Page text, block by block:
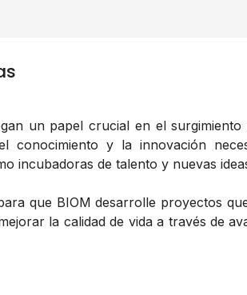
un papel crucial en el
conocimiento y la innovación
incubadoras de talento y nuevas
que BIOM desarrolle proyectos
la calidad de vida a través de